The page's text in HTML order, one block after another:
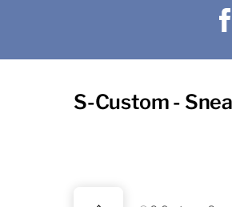
S-Custom -